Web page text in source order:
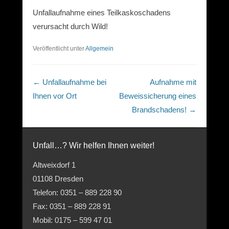
Unfallaufnahme eines Teilkaskoschadens
verursacht durch Wild!
Veröffentlicht unterAllgemein
Beitragsnavigation
← Unfallaufnahme bei
Ihnen vor Ort
Aufnahme mit
Beweissicherung eines
Brandschadens! →
Unfall…? Wir helfen Ihnen weiter!
Altweixdorf 1
01108 Dresden
Telefon: 0351 – 889 228 90
Fax: 0351 – 889 228 91
Mobil: 0175 – 599 47 01